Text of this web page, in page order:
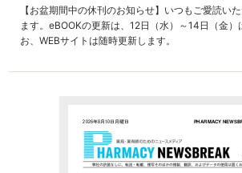
【お盆期間中の休刊のお知らせ】いつもご愛読い
ます。eBOOKの更新は、12日（水）～14日（金）
お、WEBサイトは随時更新します。